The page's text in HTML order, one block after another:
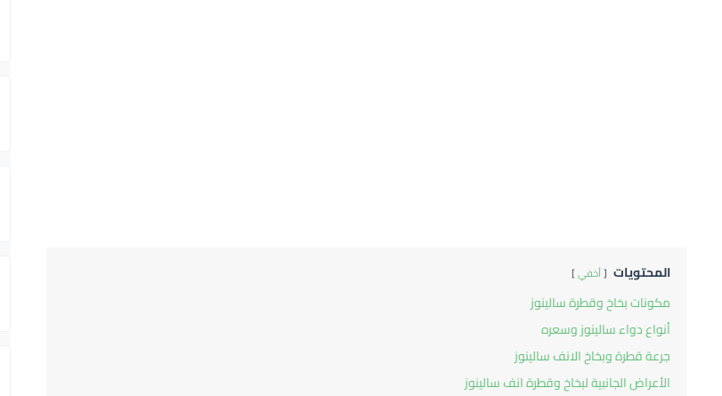
المحتويات أخفي
مكونات بخاخ وقطرة سالينوز
أنواع دواء سالينوز وسعره
جرعة قطرة وبخاخ الانف سالينوز
الأعراض الجانبية لبخاخ وقطرة انف سالينوز